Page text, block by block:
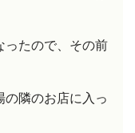
ったので、その前
の隣のお店に入っ